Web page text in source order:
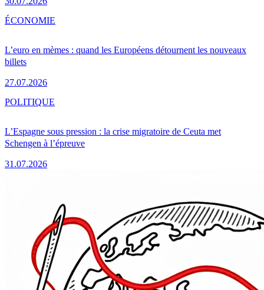
L’euro en mèmes : quand les Européens détournent les nouveaux
billets
27.07.2026
ÉCONOMIE
L’Espagne sous pression : la crise migratoire de Ceuta met
Schengen à l’épreuve
31.07.2026
POLITIQUE